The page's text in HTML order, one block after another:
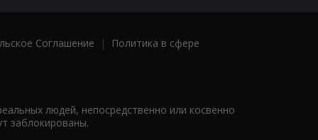
Соглашение |
Политика в сфере
людей, непосредственно или косвенно
заблокированы.